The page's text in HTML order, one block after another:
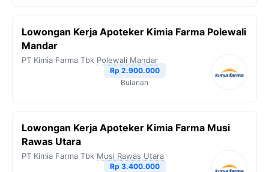
Lowongan Kerja Apoteker Kimia Farma Polewali
Mandar
PT Kimia Farma Tbk Polewali Mandar
Rp 2.900.000
Bulanan
Lowongan Kerja Apoteker Kimia Farma Musi
Rawas Utara
PT Kimia Farma Tbk Musi Rawas Utara
Rp 3.400.000